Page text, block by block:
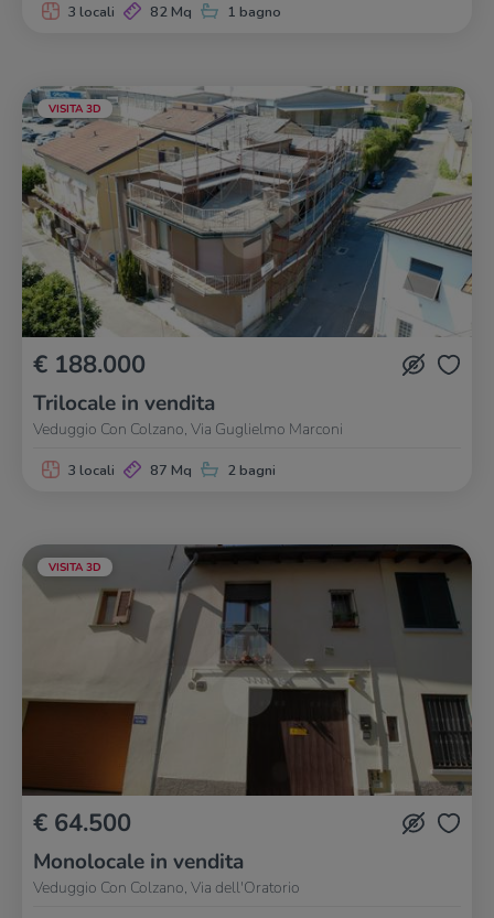
3 locali 82 Mq 1 bagno
VISITA 3D
€ 188.000
Trilocale in vendita
Veduggio Con Colzano, Via Guglielmo Marconi
3 locali 87 Mq 2 bagni
VISITA 3D
€ 64.500
Monolocale in vendita
Veduggio Con Colzano, Via dell'Oratorio